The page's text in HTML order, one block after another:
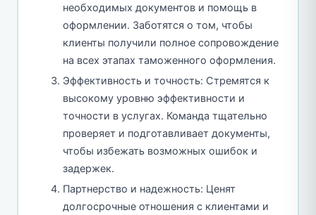
необходимых документов и помощь в
оформлении. Заботятся о том, чтобы
клиенты получили полное сопровождение
на всех этапах таможенного оформления.
Эффективность и точность: Стремятся к
высокому уровню эффективности и
точности в услугах. Команда тщательно
проверяет и подготавливает документы,
чтобы избежать возможных ошибок и
задержек.
Партнерство и надежность: Ценят
долгосрочные отношения с клиентами и